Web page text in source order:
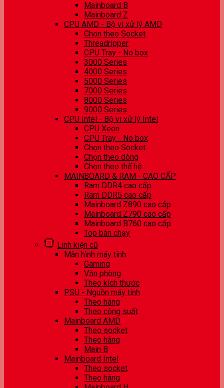
Mainboard B
Mainboard Z
CPU AMD - Bộ vi xử lý AMD
Chọn theo Socket
Threadripper
CPU Tray - No box
3000 Series
4000 Series
5000 Series
7000 Series
8000 Series
9000 Series
CPU Intel - Bộ vi xử lý Intel
CPU Xeon
CPU Tray - No box
Chọn theo Socket
Chọn theo dòng
Chọn theo thế hệ
MAINBOARD & RAM - CAO CẤP
Ram DDR4 cao cấp
Ram DDR5 cao cấp
Mainboard Z890 cao cấp
Mainboard Z790 cao cấp
Mainboard B760 cao cấp
Top bán chạy
Linh kiện cũ
Màn hình máy tính
Gaming
Văn phòng
Theo kích thước
PSU - Nguồn máy tính
Theo hãng
Theo công suất
Mainboard AMD
Theo socket
Theo hãng
Main B
Mainboard Intel
Theo socket
Theo hãng